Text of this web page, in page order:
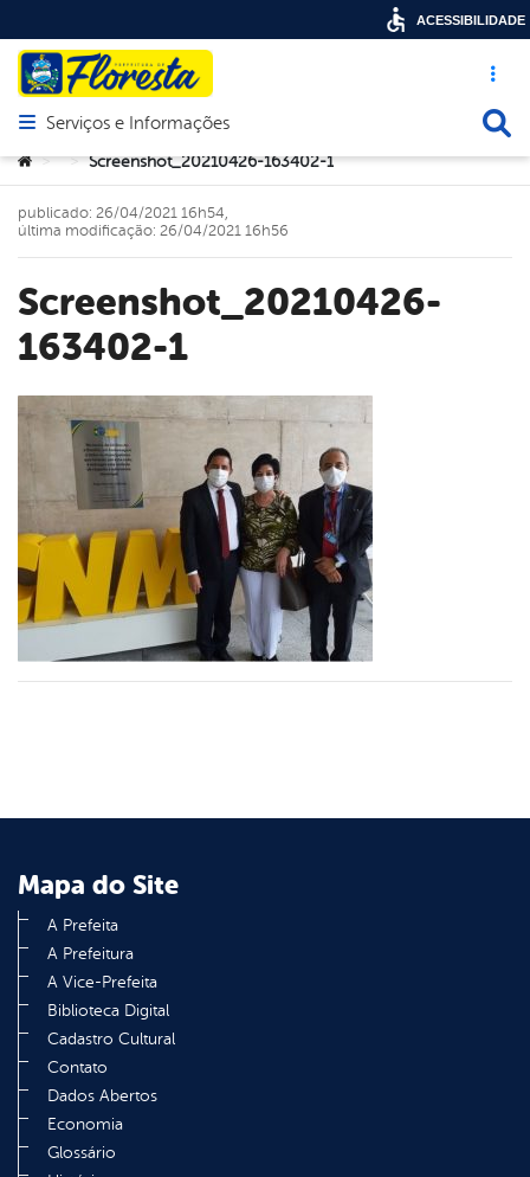
Acesso
Abrir menu principal de navegação
Serviços e Informações
Você está aqui:
> > Screenshot_20210426-163402-1
Screenshot_20210426-
163402-1
publicado: 26/04/2021 16h54,
última modificação: 26/04/2021 16h56
Mapa do Site
A Prefeita
A Prefeitura
A Vice-Prefeita
Biblioteca Digital
Cadastro Cultural
Contato
Dados Abertos
Economia
Glossário
ACESSIBILIDADE